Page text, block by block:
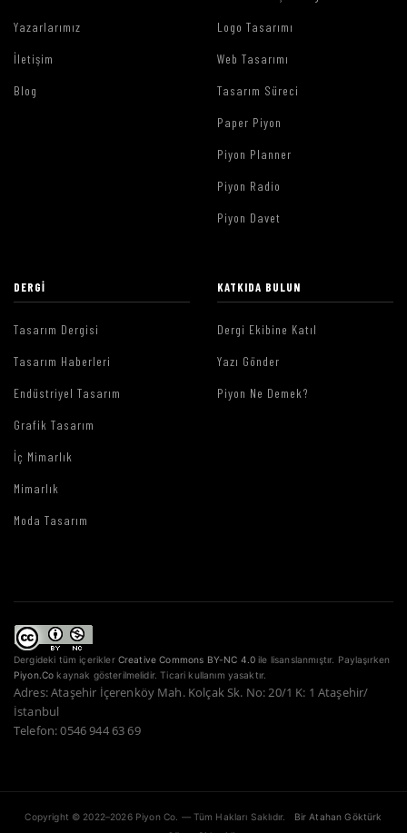
Yazarlarımız
İletişim
Blog
Logo Tasarımı
Web Tasarımı
Tasarım Süreci
Paper Piyon
Piyon Planner
Piyon Radio
Piyon Davet
DERGI
Tasarım Dergisi
Tasarım Haberleri
Endüstriyel Tasarım
Grafik Tasarım
İç Mimarlık
Mimarlık
Moda Tasarım
KATKIDA BULUN
Dergi Ekibine Katıl
Yazı Gönder
Piyon Ne Demek?
Dergideki tüm içerikler Creative Commons BY-NC 4.0 ile lisanslanmıştır. Paylaşırken
Piyon.Co kaynak gösterilmelidir. Ticari kullanım yasaktır.
Adres: Ataşehir İçerenköy Mah. Kolçak Sk. No: 20/1 K: 1 Ataşehir/
İstanbul
Telefon: 0546 944 63 69
Copyright © 2022–2026 Piyon Co. — Tüm Hakları Saklıdır.
Bir Atahan Göktürk